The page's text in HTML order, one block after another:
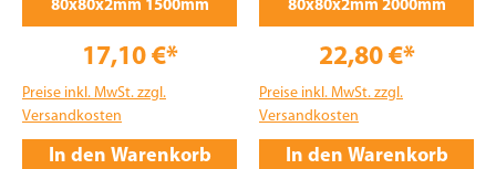
80x80x2mm 1500mm
17,10 €*
Preise inkl. MwSt. zzgl.
Versandkosten
In den Warenkorb
80x80x2mm 2000mm
22,80 €*
Preise inkl. MwSt. zzgl.
Versandkosten
In den Warenkorb